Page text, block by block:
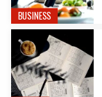
BUSINESS